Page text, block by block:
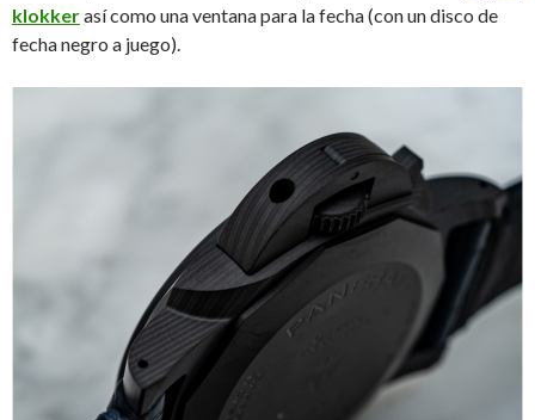
klokkerasí como una ventana para la fecha (con un disco de
fecha negro a juego).